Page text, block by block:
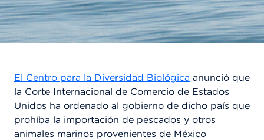
El Centro para la Diversidad Biológica anunció que
la Corte Internacional de Comercio de Estados
Unidos ha ordenado al gobierno de dicho país que
prohíba la importación de pescados y otros
animales marinos provenientes de México